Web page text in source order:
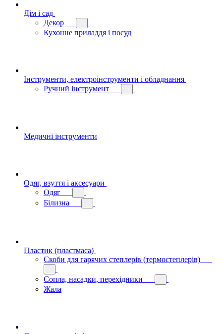
Дім і сад
Декор
Кухонне приладдя і посуд
Інструменти, електроінструменти і обладнання
Ручний інструмент
Медичні інструменти
Одяг, взуття і аксесуари
Одяг
Білизна
Пластик (пластмаса)
Скоби для гарячих степлерів (термостеплерів)
Сопла, насадки, перехідники
Жала